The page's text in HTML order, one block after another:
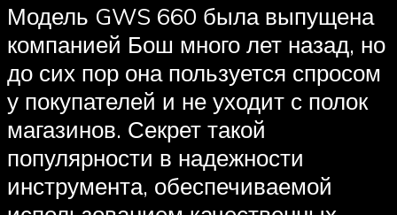
Модель GWS 660 была выпущена
компанией Бош много лет назад, но
до сих пор она пользуется спросом
у покупателей и не уходит с полок
магазинов. Секрет такой
популярности в надежности
инструмента, обеспечиваемой